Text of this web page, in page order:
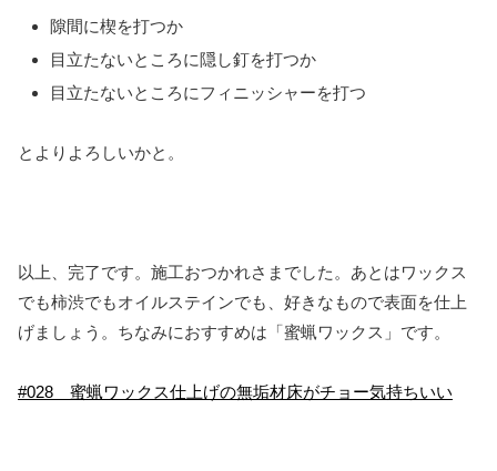
隙間に楔を打つか
目立たないところに隠し釘を打つか
目立たないところにフィニッシャーを打つ
とよりよろしいかと。
以上、完了です。施工おつかれさまでした。あとはワックス
でも柿渋でもオイルステインでも、好きなもので表面を仕上
げましょう。ちなみにおすすめは「蜜蝋ワックス」です。
#028 蜜蝋ワックス仕上げの無垢材床がチョー気持ちいい